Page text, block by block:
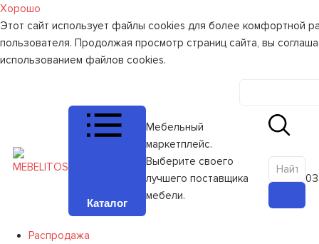
Хорошо
Этот сайт использует файлы cookies для более комфортной
пользователя. Продолжая просмотр страниц сайта, вы
использованием файлов cookies.
Каталог
Мебельный
маркетплейс.
Выберите своего
лучшего поставщика
мебели.
0
Распродажа